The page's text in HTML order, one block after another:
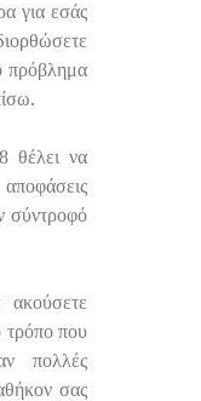
για εσάς
πρόβλημα
θέλει να
σύντροφό
ακούσετε
τρόπο που
πολλές
σας